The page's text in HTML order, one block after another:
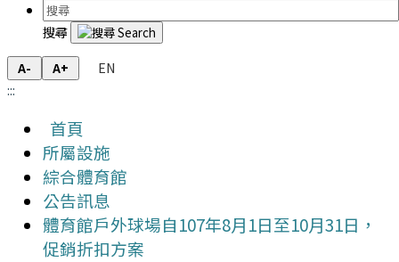
搜尋
A- A+
EN
:::
首頁
所屬設施
綜合體育館
公告訊息
體育館戶外球場自107年8月1日至10月31日，
促銷折扣方案